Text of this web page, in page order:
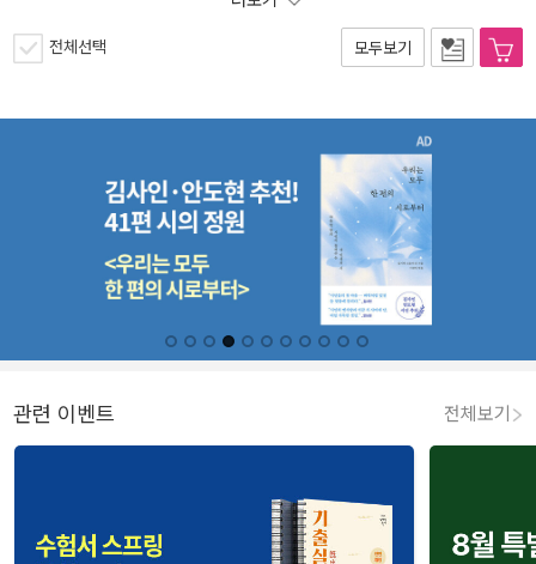
전체선택 모두보기
관련 이벤트 전체보기